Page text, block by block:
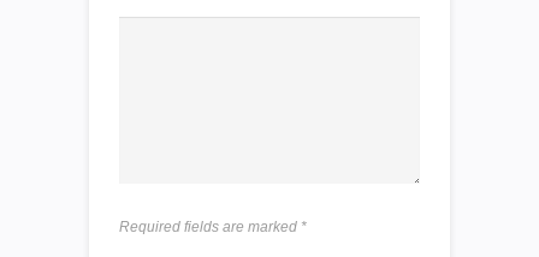
Required fields are marked *